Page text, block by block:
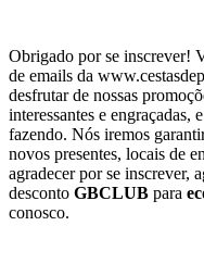
Obrigado por se inscrever!
de emails da
desfrutar de nossas
interessantes e engraçadas,
fazendo. Nós iremos
novos presentes, locais de
agradecer por se inscrever,
desconto GBCLUB para
conosco.